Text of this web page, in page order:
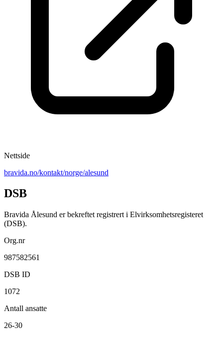
Nettside
bravida.no/kontakt/norge/alesund
DSB
Bravida Ålesund er bekreftet registrert i Elvirksomhetsregisteret
(DSB).
Org.nr
987582561
DSB ID
1072
Antall ansatte
26-30